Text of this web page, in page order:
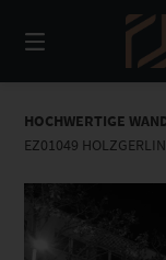
zum
Inhalt
HOCHWERTIGE
EZ01049